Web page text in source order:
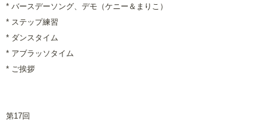
* バースデーソング、デモ（ケニー＆まりこ）
* ステップ練習
* ダンスタイム
* アブラッソタイム
* ご挨拶
第17回